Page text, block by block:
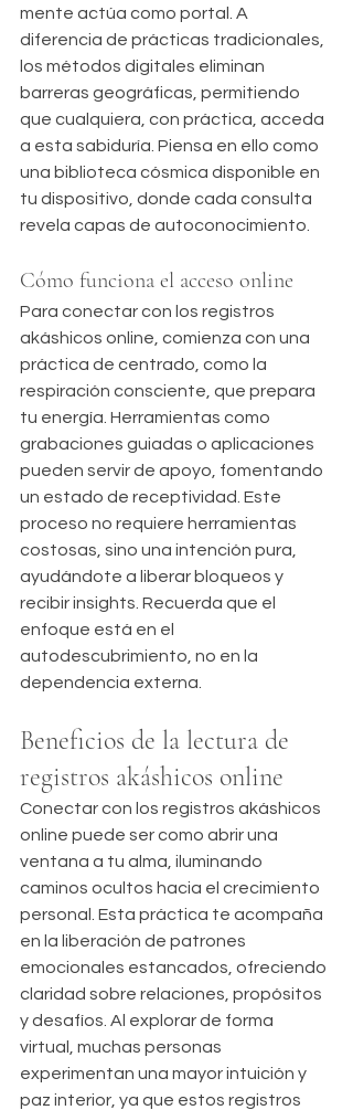
mente actúa como portal. A
diferencia de prácticas tradicionales,
los métodos digitales eliminan
barreras geográficas, permitiendo
que cualquiera, con práctica, acceda
a esta sabiduría. Piensa en ello como
una biblioteca cósmica disponible en
tu dispositivo, donde cada consulta
revela capas de autoconocimiento.
Cómo funciona el acceso online
Para conectar con los registros
akáshicos online, comienza con una
práctica de centrado, como la
respiración consciente, que prepara
tu energía. Herramientas como
grabaciones guiadas o aplicaciones
pueden servir de apoyo, fomentando
un estado de receptividad. Este
proceso no requiere herramientas
costosas, sino una intención pura,
ayudándote a liberar bloqueos y
recibir insights. Recuerda que el
enfoque está en el
autodescubrimiento, no en la
dependencia externa.
Beneficios de la lectura de
registros akáshicos online
Conectar con los registros akáshicos
online puede ser como abrir una
ventana a tu alma, iluminando
caminos ocultos hacia el crecimiento
personal. Esta práctica te acompaña
en la liberación de patrones
emocionales estancados, ofreciendo
claridad sobre relaciones, propósitos
y desafíos. Al explorar de forma
virtual, muchas personas
experimentan una mayor intuición y
paz interior, ya que estos registros